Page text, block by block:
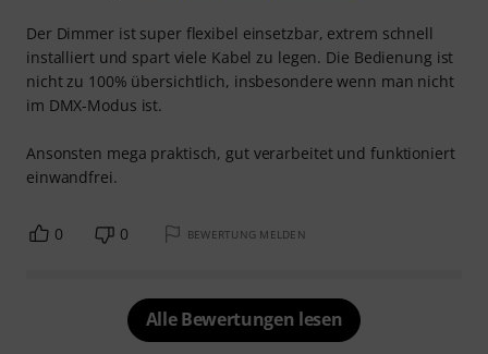
Der Dimmer ist super flexibel einsetzbar, extrem schnell
installiert und spart viele Kabel zu legen. Die Bedienung ist
nicht zu 100% übersichtlich, insbesondere wenn man nicht
im DMX-Modus ist.
Ansonsten mega praktisch, gut verarbeitet und funktioniert
einwandfrei.
0 0 BEWERTUNG MELDEN
Alle Bewertungen lesen